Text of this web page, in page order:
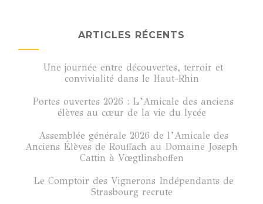
ARTICLES RÉCENTS
Une journée entre découvertes, terroir et
convivialité dans le Haut-Rhin
Portes ouvertes 2026 : L’Amicale des anciens
élèves au cœur de la vie du lycée
Assemblée générale 2026 de l’Amicale des
Anciens Élèves de Rouffach au Domaine Joseph
Cattin à Vœgtlinshoffen
Le Comptoir des Vignerons Indépendants de
Strasbourg recrute